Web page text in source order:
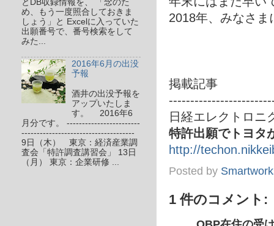
2018年、みなさ
掲載記事
日経エレクトロ
特許出願でトヨタ
http://
Posted by
1 件のコメント:
とDB収録情報を、 「念のた
め、もう一度照合しておきま
しょう」と Excelに入っていた
出願番号で、番号検索をして
みた...
2016年6月の出没
予報
酒井の出没予報を
アップいたしま
す。 2016年6
月分です。 ------------------------
-------------------------------------
9日（木） 東京：経済産業調
査会「特許調査講習会」 13日
（月） 東京：企業研修 ...